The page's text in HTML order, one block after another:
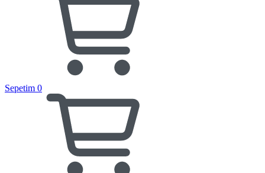
Sepetim 0